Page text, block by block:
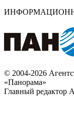
© 2004-2026
«Панорама»
Главный редактор